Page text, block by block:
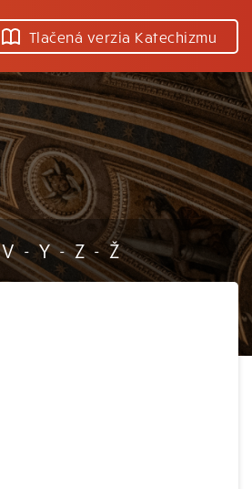
Tlačená verzia Katechizmu
V - Y - Z - Ž